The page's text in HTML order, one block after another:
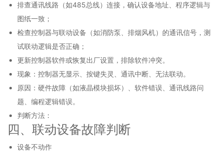
排查通讯线路（如485总线）连接，确认设备地址、程序逻辑与
图纸一致；
检查控制器与联动设备（如消防泵、排烟风机）的通讯信号，测
试联动逻辑是否正确；
更新控制器软件或恢复出厂设置，排除软件冲突。
现象：控制器无显示、按键失灵、通讯中断、无法联动。
原因：硬件故障（如液晶模块损坏）、软件错误、通讯线路问
题、编程逻辑错误。
判断方法：
四、联动设备故障判断
设备不动作